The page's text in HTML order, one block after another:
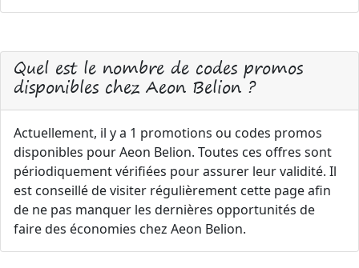
Quel est le nombre de codes promos
disponibles chez Aeon Belion ?
Actuellement, il y a 1 promotions ou codes promos
disponibles pour Aeon Belion. Toutes ces offres sont
périodiquement vérifiées pour assurer leur validité. Il
est conseillé de visiter régulièrement cette page afin
de ne pas manquer les dernières opportunités de
faire des économies chez Aeon Belion.